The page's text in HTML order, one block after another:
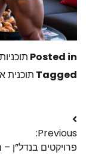
Posted in
Tagged תוכנית
Previous:
פרויקטים בנדל”ן